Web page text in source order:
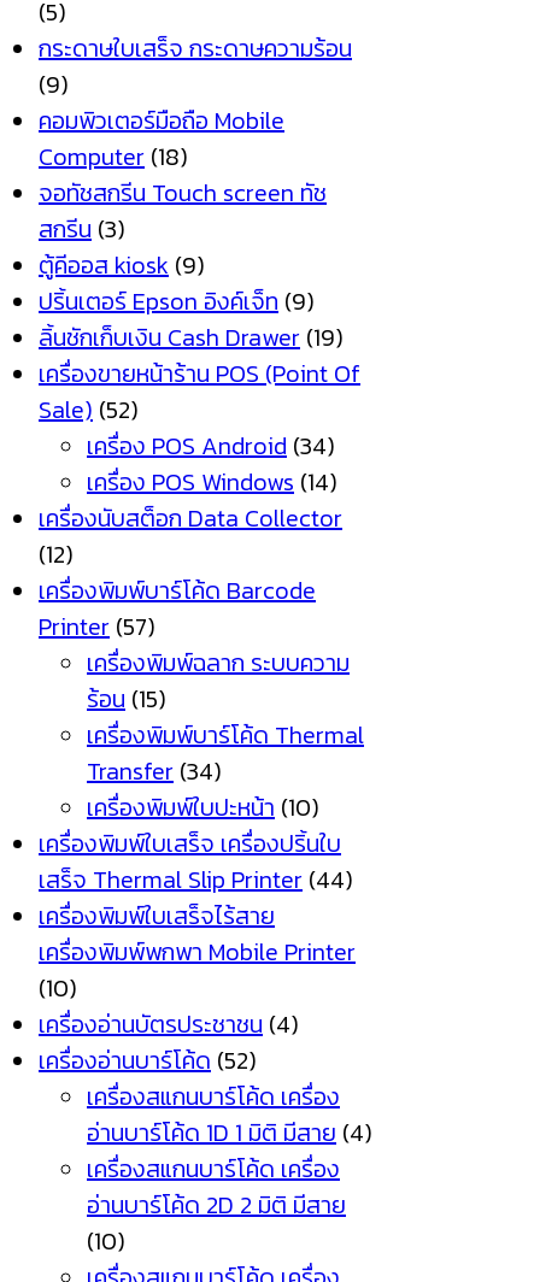
(5)
กระดาษใบเสร็จ กระดาษความร้อน
(9)
คอมพิวเตอร์มือถือ Mobile
Computer (18)
จอทัชสกรีน Touch screen ทัช
สกรีน (3)
ตู้คีออส kiosk (9)
ปริ้นเตอร์ Epson อิงค์เจ็ท (9)
ลิ้นชักเก็บเงิน Cash Drawer (19)
เครื่องขายหน้าร้าน POS (Point Of
Sale) (52)
เครื่อง POS Android (34)
เครื่อง POS Windows (14)
เครื่องนับสต็อก Data Collector
(12)
เครื่องพิมพ์บาร์โค้ด Barcode
Printer (57)
เครื่องพิมพ์ฉลาก ระบบความ
ร้อน (15)
เครื่องพิมพ์บาร์โค้ด Thermal
Transfer (34)
เครื่องพิมพ์ใบปะหน้า (10)
เครื่องพิมพ์ใบเสร็จ เครื่องปริ้นใบ
เสร็จ Thermal Slip Printer (44)
เครื่องพิมพ์ใบเสร็จไร้สาย
เครื่องพิมพ์พกพา Mobile Printer
(10)
เครื่องอ่านบัตรประชาชน (4)
เครื่องอ่านบาร์โค้ด (52)
เครื่องสแกนบาร์โค้ด เครื่อง
อ่านบาร์โค้ด 1D 1 มิติ มีสาย (4)
เครื่องสแกนบาร์โค้ด เครื่อง
อ่านบาร์โค้ด 2D 2 มิติ มีสาย
(10)